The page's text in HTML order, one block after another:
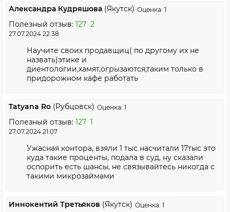
Александра Кудряшова (Якутск) Оценка: 1
Полезный отзыв: 127 2
27.07.2024 22:38
Научите своих продавщиц( по другому их не
назвать)этике и
диентологии,хамят,огрызаются,таким только в
придорожном кафе работать
Tatyana Ro (Рубцовск) Оценка: 1
Полезный отзыв: 127 1
27.07.2024 21:07
Ужасная контора, взяли 1 тыс насчитали 17тыс это
куда такие проценты, подала в суд, ну сказали
оспорить есть шансы, не связывайтесь никогда с
такими микрозаймами
Иннокентий Третьяков (Якутск) Оценка: 1